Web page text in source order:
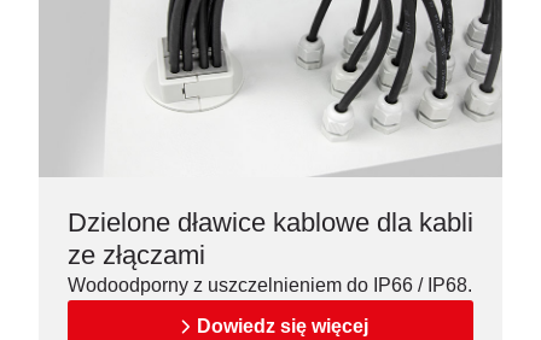
Dzielone dławice kablowe dla kabli
ze złączami
Wodoodporny z uszczelnieniem do IP66 / IP68.
Dowiedz się więcej